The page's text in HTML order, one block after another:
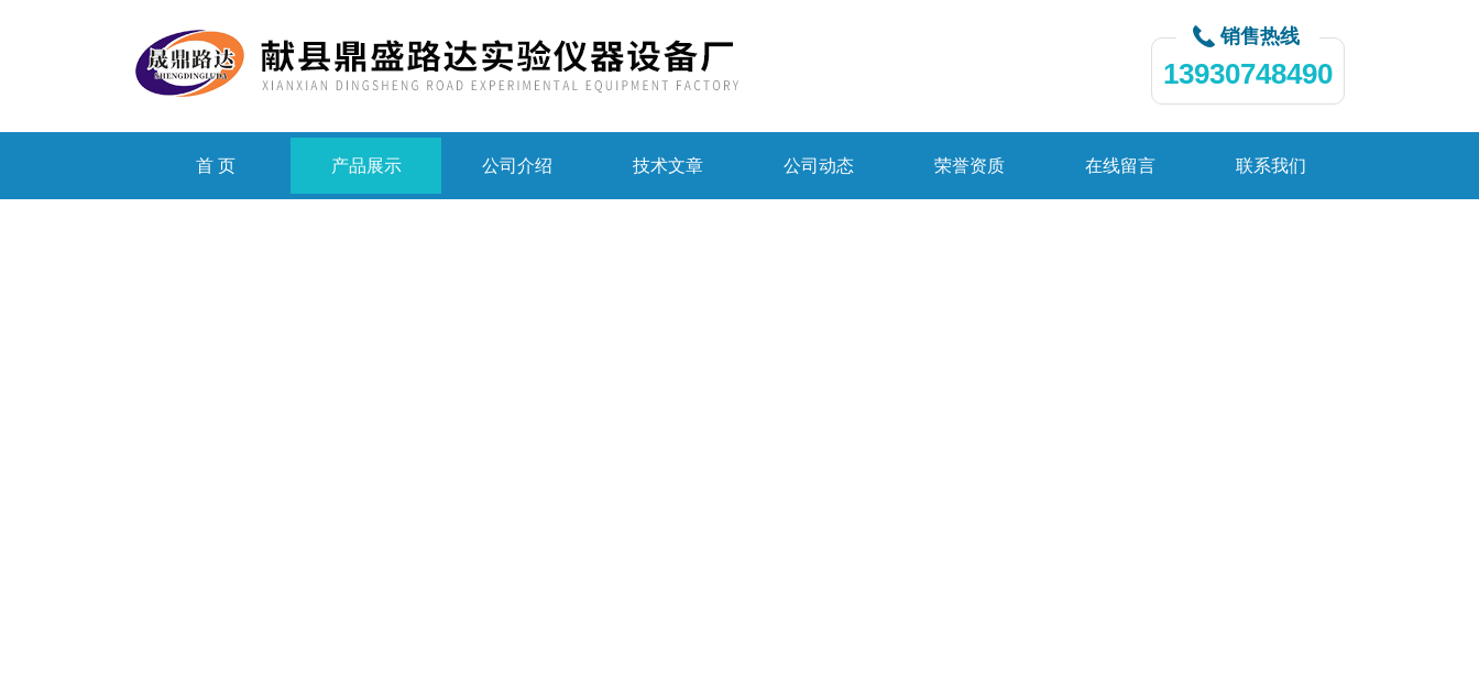
销售热线
13930748490
首 页 产品展示 公司介绍 技术文章 公司动态 荣誉资质 在线留言 联系我们